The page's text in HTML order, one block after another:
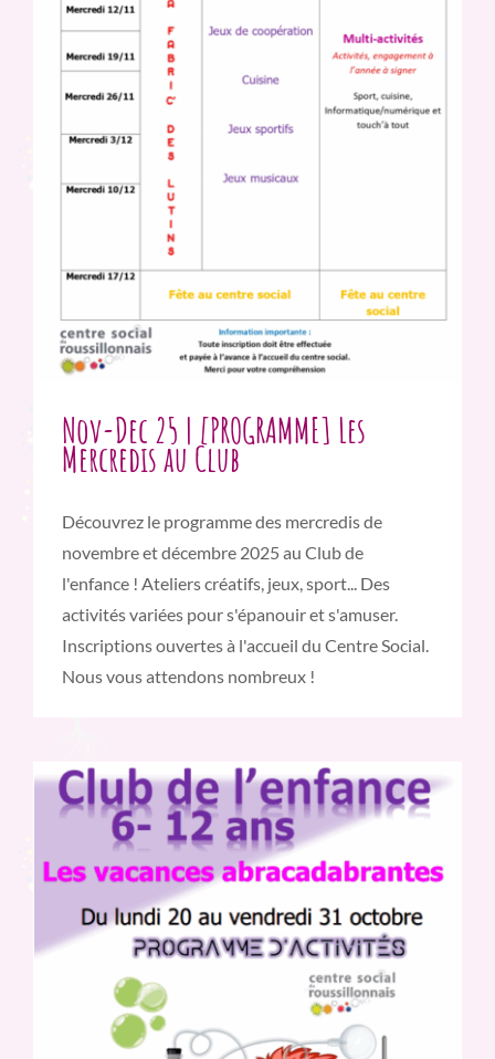
Nov-Dec 25 | [PROGRAMME] Les
Mercredis au Club
Découvrez le programme des mercredis de
novembre et décembre 2025 au Club de
l'enfance ! Ateliers créatifs, jeux, sport... Des
activités variées pour s'épanouir et s'amuser.
Inscriptions ouvertes à l'accueil du Centre Social.
Nous vous attendons nombreux !